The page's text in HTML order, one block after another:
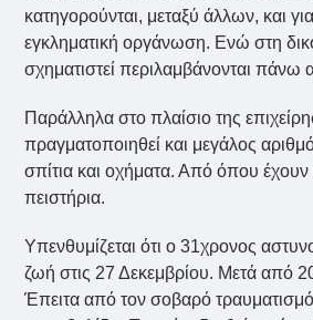
κατηγορούνται, μεταξύ άλλων, και
εγκληματική οργάνωση. Ενώ στη
σχηματιστεί περιλαμβάνονται πάνω
Παράλληλα στο πλαίσιο της
πραγματοποιηθεί και μεγάλος
σπίτια και οχήματα. Από όπου έχουν
πειστήρια.
Υπενθυμίζεται ότι ο 31χρονος
ζωή στις 27 Δεκεμβρίου. Μετά από
Έπειτα από τον σοβαρό